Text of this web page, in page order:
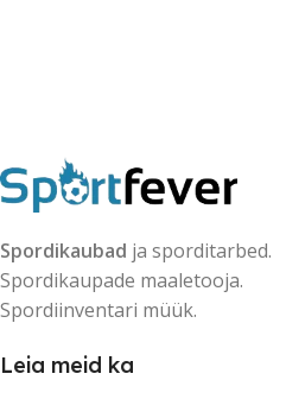
Spordikaubad ja sporditarbed.
Spordikaupade maaletooja.
Spordiinventari müük.
Leia meid ka